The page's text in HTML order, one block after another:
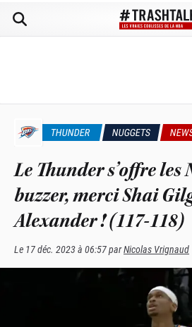
THUNDER NUGGETS
Le Thunder s’offre les
buzzer, merci Shai
Alexander ! (117-118)
Le 17 déc. 2023 à 06:57parNicolas Vrignaud